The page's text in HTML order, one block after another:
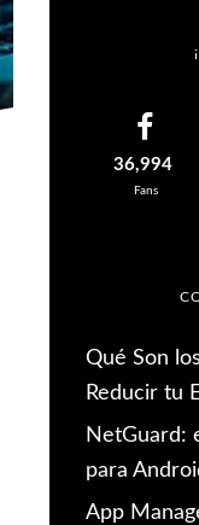
36,994
Fans
Qué Son
Reducir tu
NetGuard:
para
App